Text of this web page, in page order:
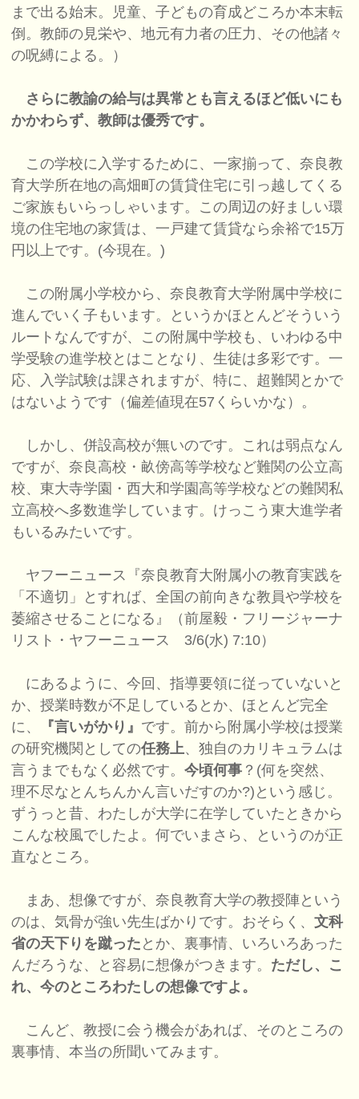
まで出る始末。児童、子どもの育成どころか本末転
倒。教師の見栄や、地元有力者の圧力、その他諸々
の呪縛による。）
さらに教諭の給与は異常とも言えるほど低いにも
かかわらず、教師は優秀です。
この学校に入学するために、一家揃って、奈良教
育大学所在地の高畑町の賃貸住宅に引っ越してくる
ご家族もいらっしゃいます。この周辺の好ましい環
境の住宅地の家賃は、一戸建て賃貸なら余裕で15万
円以上です。(今現在。)
この附属小学校から、奈良教育大学附属中学校に
進んでいく子もいます。というかほとんどそういう
ルートなんですが、この附属中学校も、いわゆる中
学受験の進学校とはことなり、生徒は多彩です。一
応、入学試験は課されますが、特に、超難関とかで
はないようです（偏差値現在57くらいかな）。
しかし、併設高校が無いのです。これは弱点なん
ですが、奈良高校・畝傍高等学校など難関の公立高
校、東大寺学園・西大和学園高等学校などの難関私
立高校へ多数進学しています。けっこう東大進学者
もいるみたいです。
ヤフーニュース『奈良教育大附属小の教育実践を
「不適切」とすれば、全国の前向きな教員や学校を
萎縮させることになる』（前屋毅・フリージャーナ
リスト・ヤフーニュース 3/6(水) 7:10）
にあるように、今回、指導要領に従っていないと
か、授業時数が不足しているとか、ほとんど完全
に、
『言いがかり』 です。前から附属小学校は授業
の研究機関としての任務上、独自のカリキュラムは
言うまでもなく必然です。今頃何事 ？(何を突然、
理不尽なとんちんかん言いだすのか?)という感じ。
ずうっと昔、わたしが大学に在学していたときから
こんな校風でしたよ。何でいまさら、というのが正
直なところ。
まあ、想像ですが、奈良教育大学の教授陣という
のは、気骨が強い先生ばかりです。おそらく、文科
省の天下りを蹴った とか、裏事情、いろいろあった
んだろうな、と容易に想像がつきます。 ただし、こ
れ、今のところわたしの想像ですよ。
こんど、教授に会う機会があれば、そのところの
裏事情、本当の所聞いてみます。